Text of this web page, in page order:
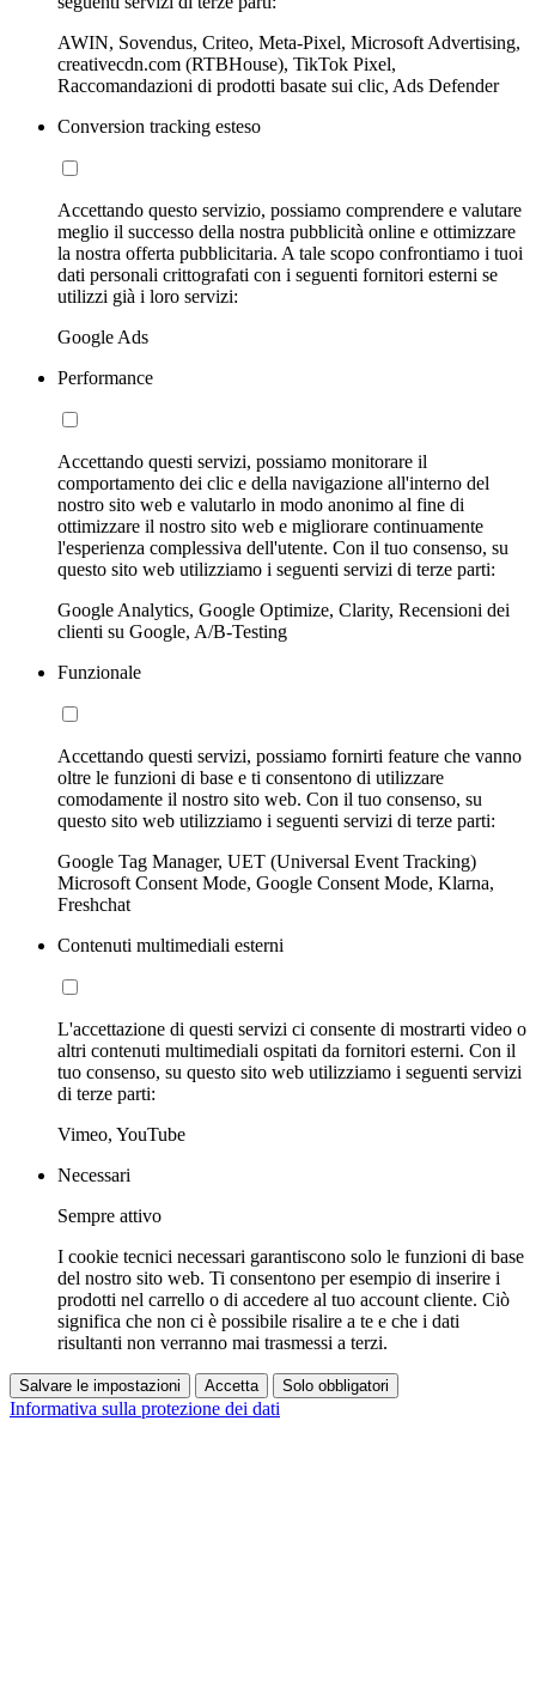
AWIN, Sovendus, Criteo, Meta-Pixel, Microsoft Advertising,
creativecdn.com (RTBHouse), TikTok Pixel,
Raccomandazioni di prodotti basate sui clic, Ads Defender
Conversion tracking esteso
Accettando questo servizio, possiamo comprendere e valutare
meglio il successo della nostra pubblicità online e ottimizzare
la nostra offerta pubblicitaria. A tale scopo confrontiamo i tuoi
dati personali crittografati con i seguenti fornitori esterni se
utilizzi già i loro servizi:
Google Ads
Performance
Accettando questi servizi, possiamo monitorare il
comportamento dei clic e della navigazione all'interno del
nostro sito web e valutarlo in modo anonimo al fine di
ottimizzare il nostro sito web e migliorare continuamente
l'esperienza complessiva dell'utente. Con il tuo consenso, su
questo sito web utilizziamo i seguenti servizi di terze parti:
Google Analytics, Google Optimize, Clarity, Recensioni dei
clienti su Google, A/B-Testing
Funzionale
Accettando questi servizi, possiamo fornirti feature che vanno
oltre le funzioni di base e ti consentono di utilizzare
comodamente il nostro sito web. Con il tuo consenso, su
questo sito web utilizziamo i seguenti servizi di terze parti:
Google Tag Manager, UET (Universal Event Tracking)
Microsoft Consent Mode, Google Consent Mode, Klarna,
Freshchat
Contenuti multimediali esterni
L'accettazione di questi servizi ci consente di mostrarti video o
altri contenuti multimediali ospitati da fornitori esterni. Con il
tuo consenso, su questo sito web utilizziamo i seguenti servizi
di terze parti:
Vimeo, YouTube
Necessari
Sempre attivo
I cookie tecnici necessari garantiscono solo le funzioni di base
del nostro sito web. Ti consentono per esempio di inserire i
prodotti nel carrello o di accedere al tuo account cliente. Ciò
significa che non ci è possibile risalire a te e che i dati
risultanti non verranno mai trasmessi a terzi.
Salvare le impostazioni Accetta Solo obbligatori
Informativa sulla protezione dei dati